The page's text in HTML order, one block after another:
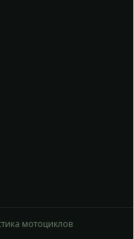
мотоциклов